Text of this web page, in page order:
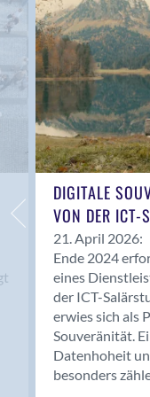
Anwil
Appenzell
Au SG
Baar
Baden
Balsthal
Balzers
Basel
Bassersdorf
Belp
Bendern
Benken (SG)
Bergdietikon
Berlin
Bern
Bern - Liebefeld
DIGITALE
VON DER ICT-
21. April 2026:
Ende 2024
eines
der ICT-
erwies sich als
Souveränität.
Datenhoheit
besonders